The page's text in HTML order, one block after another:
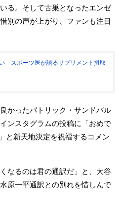
る。そして古巣となったエンゼ
別の声が上がり、ファンも注目
スポーツ医が語るサプリメント摂取
かったパトリック・サンドバル
ンスタグラムの投稿に「おめで
新天地決定を祝福するコメン
なるのは君の通訳だ」と、大谷
原一平通訳との別れを惜しんで